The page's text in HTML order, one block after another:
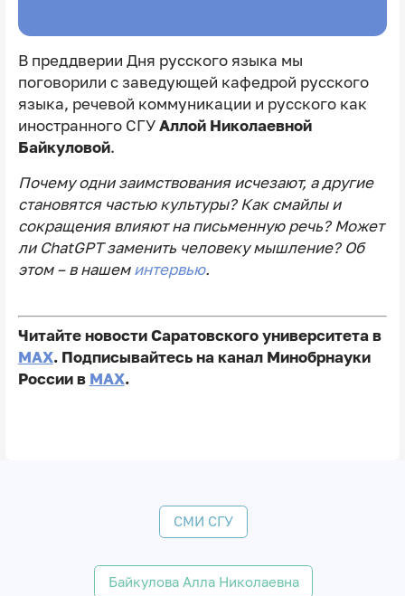
В преддверии Дня русского языка мы
поговорили с заведующей кафедрой русского
языка, речевой коммуникации и русского как
иностранного СГУ Аллой Николаевной
Байкуловой.
Почему одни заимствования исчезают, а другие
становятся частью культуры? Как смайлы и
сокращения влияют на письменную речь? Может
ли ChatGPT заменить человеку мышление? Об
этом – в нашем интервью.
Читайте новости Саратовского университета в
MAX. Подписывайтесь на канал Минобрнауки
России в MAX.
СМИ СГУ
Байкулова Алла Николаевна